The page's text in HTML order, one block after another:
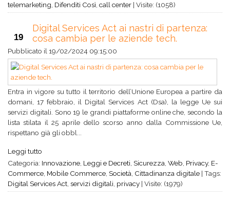
telemarketing Difenditi Così call center | Visite: (1058)
19
Digital Services Act ai nastri di partenza:
cosa cambia per le aziende tech.
Pubblicato il 19/02/2024 09:15:00
Entra in vigore su tutto il territorio dell’Unione Europea a partire da
domani, 17 febbraio, il Digital Services Act (Dsa), la legge Ue sui
servizi digitali. Sono 19 le grandi piattaforme online che, secondo la
lista stilata il 25 aprile dello scorso anno dalla Commissione Ue,
rispettano già gli obbl...
Leggi tutto
Categoria: Innovazione Leggi e Decreti Sicurezza Web Privacy, E-
Commerce Mobile Commerce Società Cittadinanza digitale | Tags:
Digital Services Act servizi digitali privacy | Visite: (1979)